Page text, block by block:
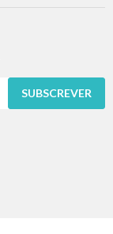
SUBSCREVER